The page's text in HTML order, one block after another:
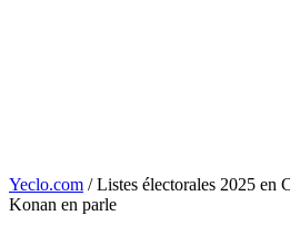
Yeclo.com / Listes électorales 2025 en
Konan en parle